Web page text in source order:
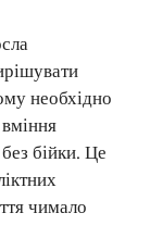
необхідно
бійки. Це
чимало